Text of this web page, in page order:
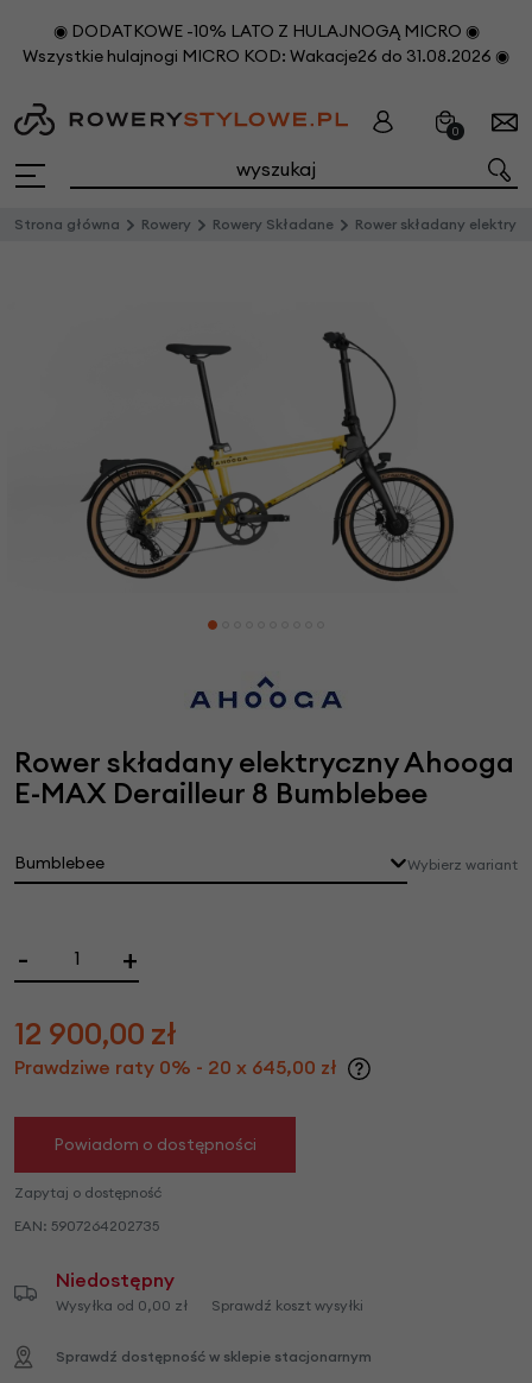
◉ DODATKOWE -10% LATO Z HULAJNOGĄ MICRO ◉
Wszystkie hulajnogi MICRO KOD: Wakacje26 do 31.08.2026 ◉
0
Strona główna Rowery Rowery Składane Rower składany elektryczny Ahooga E-MAX Derailleur 8 Bumblebee
Rower składany elektryczny Ahooga
E-MAX Derailleur 8 Bumblebee
Bumblebee Wybierz wariant
- +
12 900,00 zł
Prawdziwe raty 0% - 20 x 645,00 zł
Powiadom o dostępności
Zapytaj o dostępność
EAN: 5907264202735
Niedostępny
Wysyłka od 0,00 zł Sprawdź koszt wysyłki
Sprawdź dostępność w sklepie stacjonarnym